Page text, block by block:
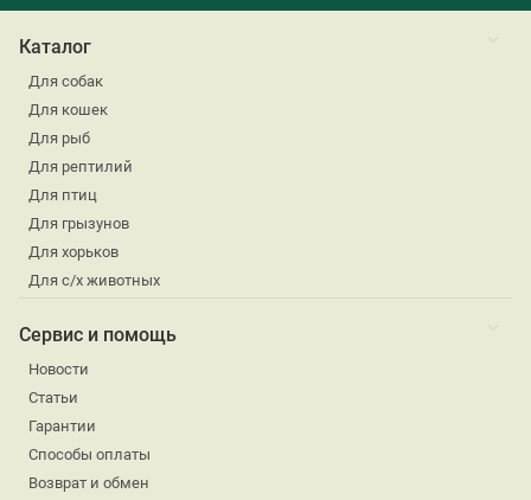
Каталог
Для собак
Для кошек
Для рыб
Для рептилий
Для птиц
Для грызунов
Для хорьков
Для с/х животных
Сервис и помощь
Новости
Статьи
Гарантии
Способы оплаты
Возврат и обмен